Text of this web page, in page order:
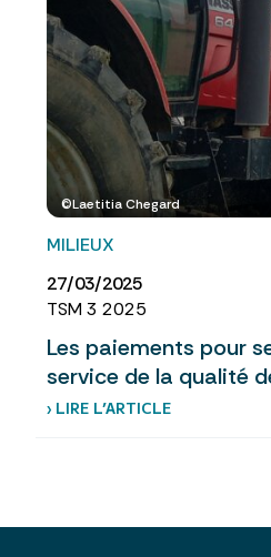
©Laetitia Chegard
MILIEUX
27/03/2025
TSM 3 2025
Les paiements pour
service de la qualité
› LIRE L’ARTICLE